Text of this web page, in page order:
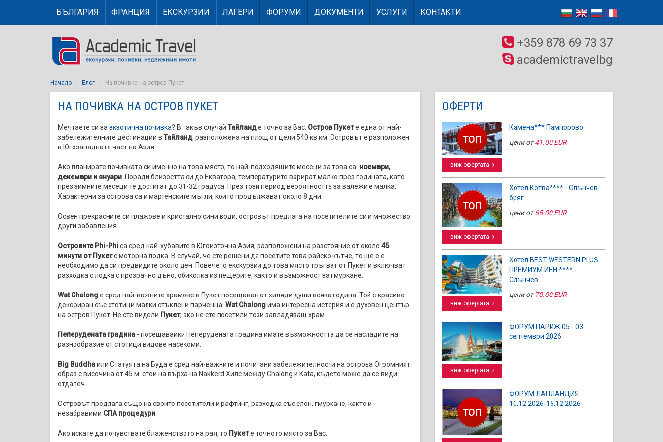
БЪЛГАРИЯ ФРАНЦИЯ ЕКСКУРЗИИ ЛАГЕРИ ФОРУМИ ДОКУМЕНТИ УСЛУГИ КОНТАКТИ
+359 878 69 73 37
academictravelbg
Начало Блог На почивка на остров Пукет
НА ПОЧИВКА НА ОСТРОВ ПУКЕТ
Мечтаете си за екзотична почивка? В такъв случай Тайланде точно за Вас. Остров Пукете една от най-
забележителните дестинации в Тайланд, разположена на площ от цели 540 кв.км. Островът е разположен
в Югозападната част на Азия.
Ако планирате почивката си именно на това място, то най-подходящите месеци за това са: ноември,
декември и януари . Поради близостта си до Екватора, температурите варират малко през годината, като
през зимните месеци те достигат до 31-32 градуса. През този период вероятността за валежи е малка.
Характерни за острова са и мартенските мъгли, които продължават около 8 дни.
Освен прекрасните си плажове и кристално сини води, островът предлага на посетителите си и множество
други забавления.
Островите Phi-Phiса сред най-хубавите в Югоизточна Азия, разположени на разстояние от около 45
минути от Пукетс моторна лодка. В случай, че сте решени да посетите това райско кътче, то ще е е
необходимо да си предвидите около ден. Повечето екскурзии до това място тръгват от Пукет и включват
разходка с лодка с прозрачно дъно, обиколка из пещерите, както и възможност за гмуркане.
Wat Chalongе сред най-важните храмове в Пукет посещаван от хиляди души всяка година. Той е красиво
декориран със стотици малки стъклени парченца. Wat Chalongима интересна история и е духовен център
на остров Пукет. Не сте видели Пукет, ако не сте посетили този завладяващ храм.
Пеперудената градина - посещавайки Пеперудената градина имате възможността да се насладите на
разнообразие от стотици видове насекоми.
Big Buddhaили Статуята на Буда е сред най-важните и почитани забележителности на острова Огромният
образ с височина от 45 м. стои на върха на Nakkerd Хилс между Chalong и Kata, където може да се види
отдалеч.
Островът предлага също на своите посетители и рафтинг, разходка със слон, гмуркане, както и
незабравими СПА процедури
Ако искате да почувствате блаженството на рая, то Пукете точното място за Вас.
ОФЕРТИ
виж офертата
Камена*** Пампорово
цени от41.00 EUR
виж офертата
Хотел Котва**** - Слънчев
бряг
цени от65.00 EUR
виж офертата
Хотел BEST WESTERN PLUS
ПРЕМИУМ ИНН **** -
Слънчев...
цени от 70.00 EUR
виж офертата
ФОРУМ ПАРИЖ 05 - 03
септември 2026
ФОРУМ ЛАПЛАНДИЯ
10.12.2026-15.12.2026